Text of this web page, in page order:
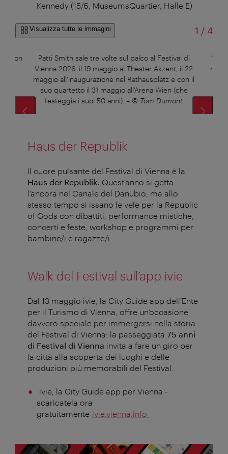
Kennedy (15/6, MuseumsQuartier, Halle E)
Visualizza tutte le immagini 1 /di
4
Patti Smith sale tre volte sul palco al Festival di
Vienna 2026: il 19 maggio al Theater Akzent, il 22
maggio all’inaugurazione nel Rathausplatz e con il
suo quartetto il 31 maggio all’Arena Wien (che
festeggia i suoi 50 anni). – © Tom Dumont
Haus der Republik
Il cuore pulsante del Festival di Vienna è la
Haus der Republik. Quest’anno si getta
l’ancora nel Canale del Danubio, ma allo
stesso tempo si issano le vele per la Republic
of Gods con dibattiti, performance mistiche,
concerti e feste, workshop e programmi per
bambine/i e ragazze/i.
Walk del Festival sull’app ivie
Dal 13 maggio ivie, la City Guide app dell’Ente
per il Turismo di Vienna, offre un’occasione
davvero speciale per immergersi nella storia
del Festival di Vienna: la passeggiata 75 anni
di Festival di Vienna invita a fare un giro per
la città alla scoperta dei luoghi e delle
produzioni più memorabili del Festival.
ivie, la City Guide app per Vienna -
scaricatela ora
gratuitamente ivie.vienna.info